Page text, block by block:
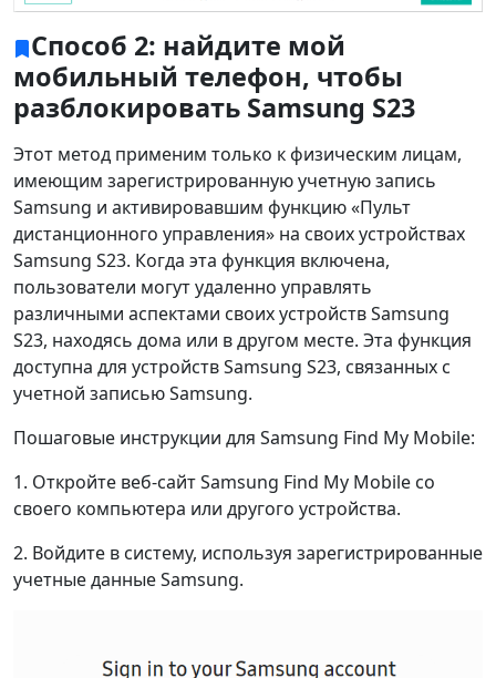
Способ 2: найдите мой
мобильный телефон, чтобы
разблокировать Samsung S23
Этот метод применим только к физическим лицам,
имеющим зарегистрированную учетную запись
Samsung и активировавшим функцию «Пульт
дистанционного управления» на своих устройствах
Samsung S23. Когда эта функция включена,
пользователи могут удаленно управлять
различными аспектами своих устройств Samsung
S23, находясь дома или в другом месте. Эта функция
доступна для устройств Samsung S23, связанных с
учетной записью Samsung.
Пошаговые инструкции для Samsung Find My Mobile:
1. Откройте веб-сайт Samsung Find My Mobile со
своего компьютера или другого устройства.
2. Войдите в систему, используя зарегистрированные
учетные данные Samsung.